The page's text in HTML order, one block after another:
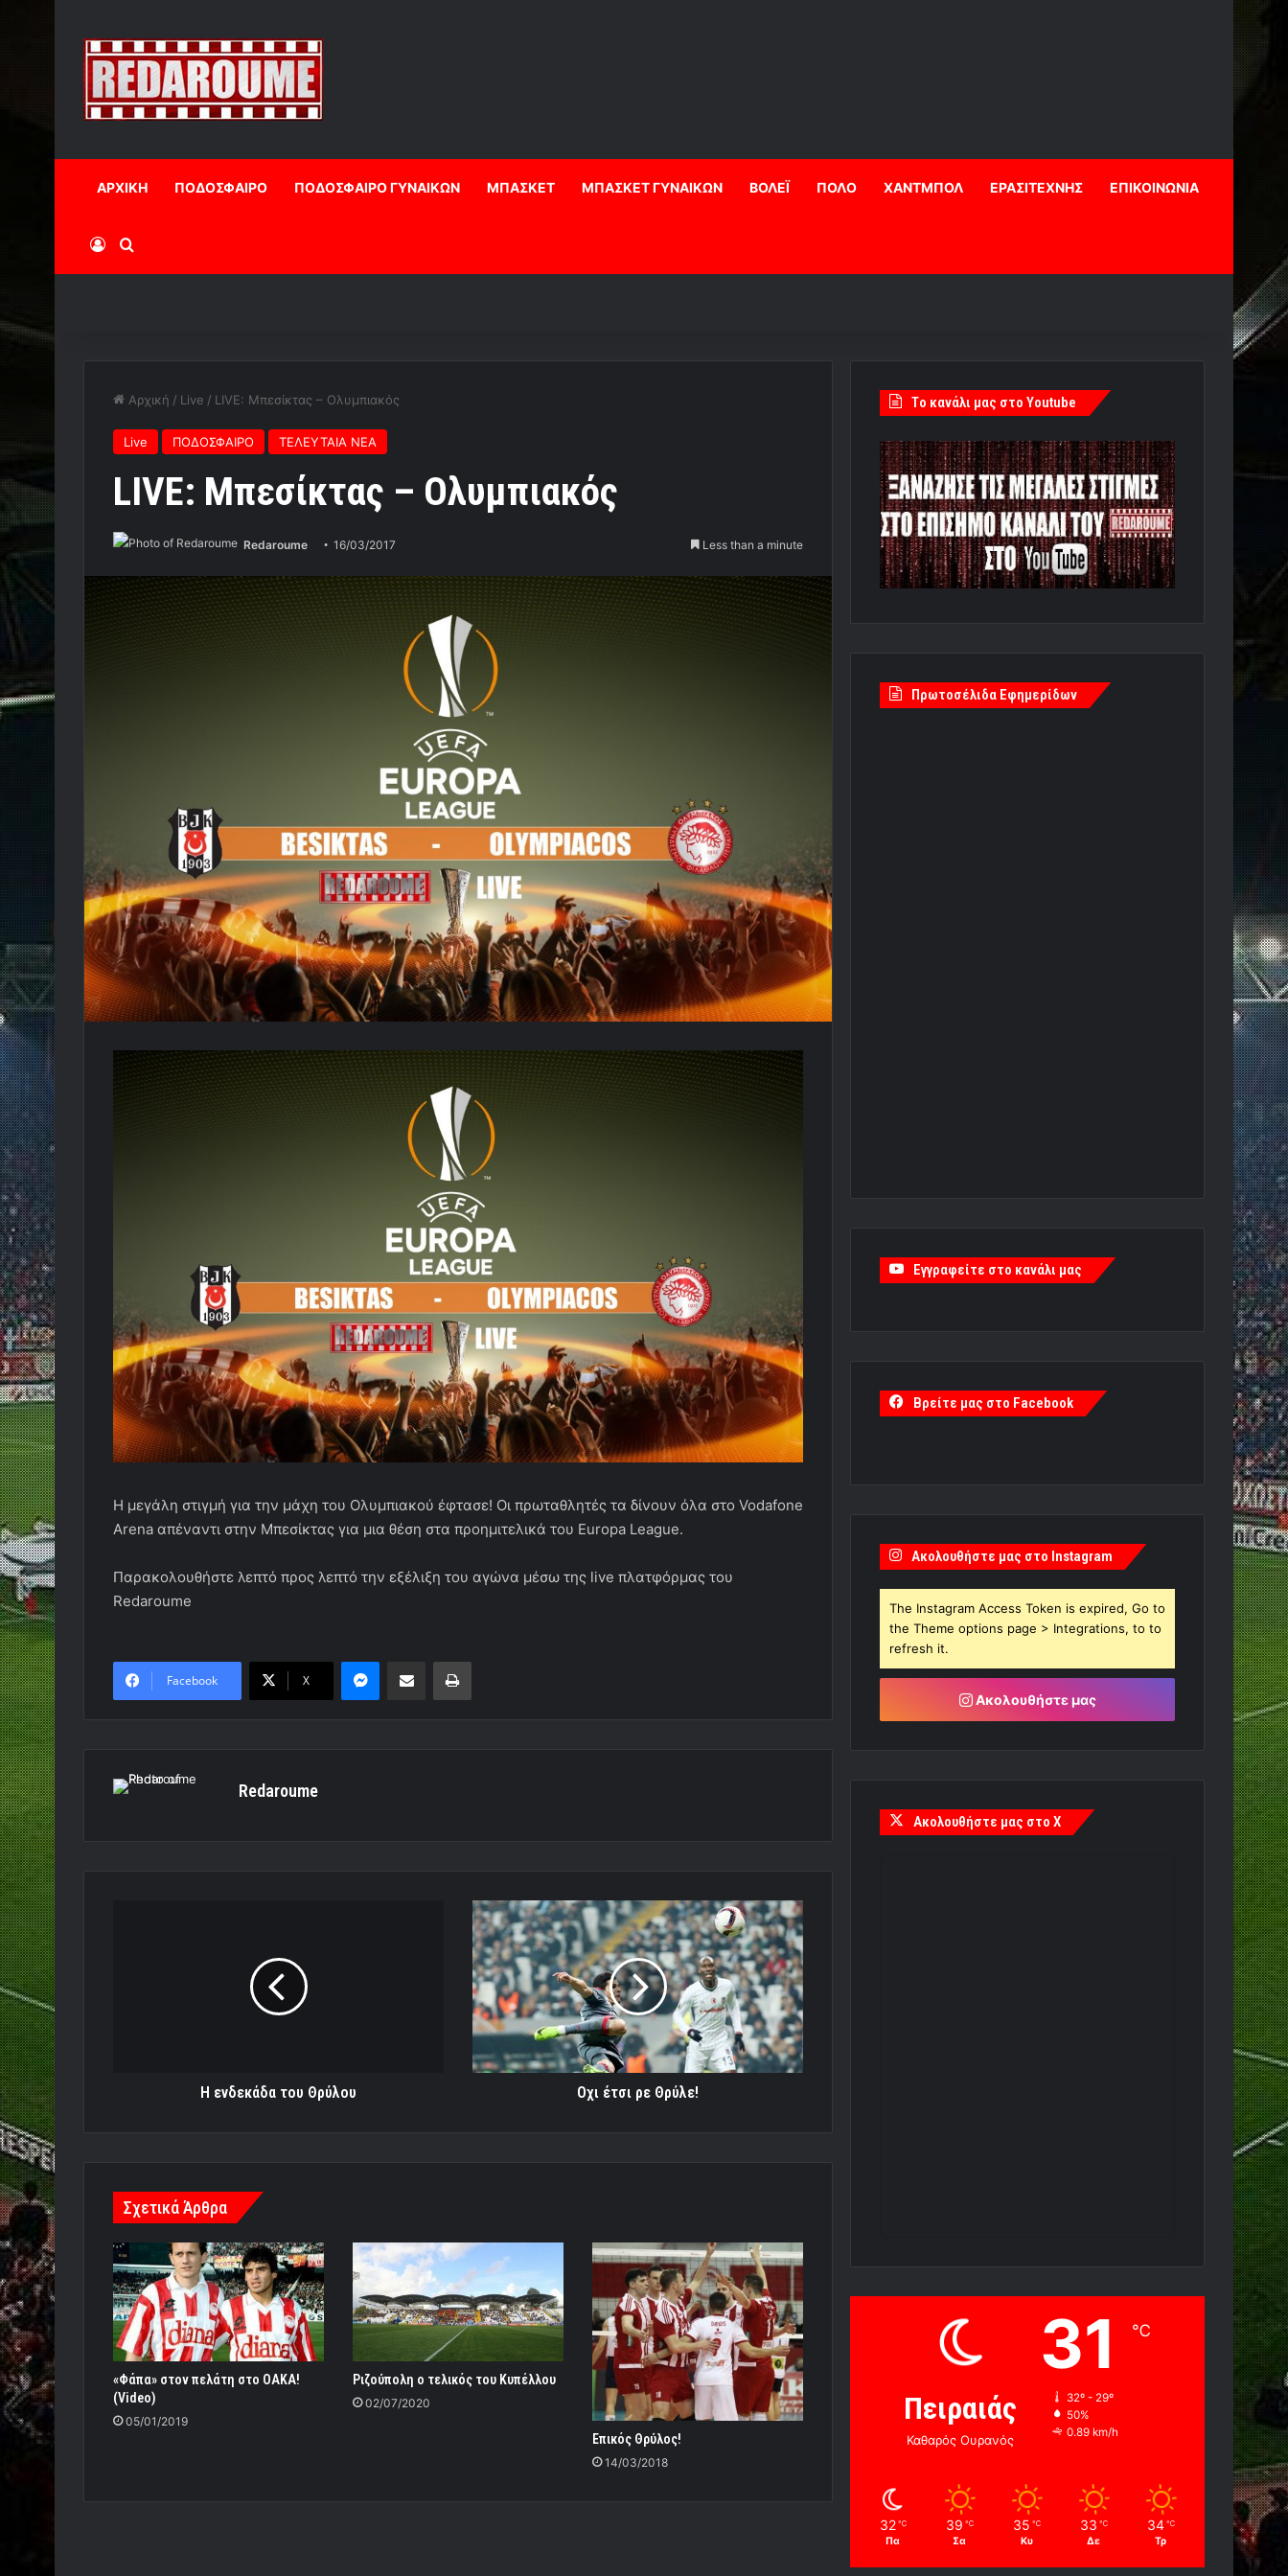
ΑΡΧΙΚΗ ΠΟΔΟΣΦΑΙΡΟ ΠΟΔΟΣΦΑΙΡΟ ΓΥΝΑΙΚΩΝ ΜΠΑΣΚΕΤ ΜΠΑΣΚΕΤ ΓΥΝΑΙΚΩΝ ΒΟΛΕΪ ΠΟΛΟ ΧΑΝΤΜΠΟΛ ΕΡΑΣΙΤΕΧΝΗΣ ΕΠΙΚΟΙΝΩΝΙΑ
Log InΑναζήτηση
Αρχική / Live / LIVE: Μπεσίκτας – Ολυμπιακός
Live ΠΟΔΟΣΦΑΙΡΟ ΤΕΛΕΥΤΑΙΑ ΝΕΑ
LIVE: Μπεσίκτας – Ολυμπιακός
Redaroume 16/03/2017 Less than a minute
Η μεγάλη στιγμή για την μάχη του Ολυμπιακού έφτασε! Οι πρωταθλητές τα δίνουν όλα στο Vodafone
Arena απέναντι στην Μπεσίκτας για μια θέση στα προημιτελικά του Europa League.
Παρακολουθήστε λεπτό προς λεπτό την εξέλιξη του αγώνα μέσω της live πλατφόρμας του
Redaroume
Facebook X
MessengerΚοινοποίηση μέσω ηλεκτρονικού ταχυδρομείουΕκτύπωση
Redaroume
Η ενδεκάδα του Θρύλου
Oχι
έτσι
ρε
Θρύλε!
Oχι έτσι ρε Θρύλε!
Σχετικά Άρθρα
«Φάπα» στον πελάτη στο ΟΑΚΑ!
(Video)
05/01/2019
Ριζούπολη ο τελικός του Κυπέλλου
02/07/2020
Επικός Θρύλος!
14/03/2018
Tο κανάλι μας στο Youtube
Πρωτοσέλιδα Εφημερίδων
Εγγραφείτε στο κανάλι μας
Βρείτε μας στο Facebook
Ακολουθήστε μας στο Instagram
The Instagram Access Token is expired, Go to
the Theme options page > Integrations, to to
refresh it.
Ακολουθήστε μας
Ακολουθήστε μας στο X
Πειραιάς
Καθαρός Ουρανός
31 ℃
32º - 29º
50%
0.89 km/h
32 ℃
Πα
39 ℃
Σα
35 ℃
Κυ
33 ℃
Δε
34 ℃
Τρ